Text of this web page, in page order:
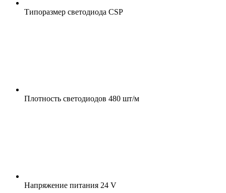
Типоразмер светодиода CSP
Плотность светодиодов 480 шт/м
Напряжение питания 24 V